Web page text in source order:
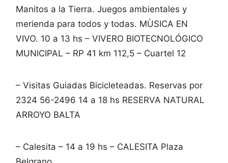
Manitos a la Tierra. Juegos ambientales y
merienda para todos y todas. MÙSICA EN
VIVO. 10 a 13 hs – VIVERO BIOTECNOLÓGICO
MUNICIPAL – RP 41 km 112,5 – Cuartel 12
– Visitas Guiadas Bicicleteadas. Reservas por
2324 56-2496 14 a 18 hs RESERVA NATURAL
ARROYO BALTA
– Calesita – 14 a 19 hs – CALESITA Plaza